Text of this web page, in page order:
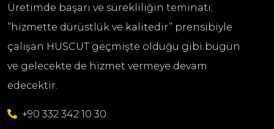
Üretimde başarı ve sürekliliğin teminatı;
’’hizmette dürüstlük ve kalitedir’’ prensibiyle
çalışan HUSCUT geçmişte olduğu gibi bugün
ve gelecekte de hizmet vermeye devam
edecektir.
+90 332 342 10 30